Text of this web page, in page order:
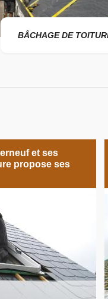
DE TOITURE 22
et ses
propose ses